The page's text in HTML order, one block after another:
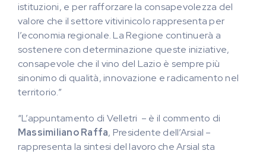
istituzioni, e per rafforzare la consapevolezza del
valore che il settore vitivinicolo rappresenta per
l’economia regionale. La Regione continuerà a
sostenere con determinazione queste iniziative,
consapevole che il vino del Lazio è sempre più
sinonimo di qualità, innovazione e radicamento nel
territorio.”
“L’appuntamento di Velletri – è il commento di
Massimiliano Raffa, Presidente dell’Arsial –
rappresenta la sintesi del lavoro che Arsial sta